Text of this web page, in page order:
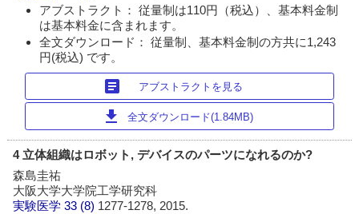
アブストラクト： 従量制は110円（税込）、基本料金制
は基本料金に含まれます。
全文ダウンロード： 従量制、基本料金制の方共に1,243
円(税込) です。
article アブストラクトを見る
download 全文ダウンロード(1.84MB)
4 立体組織はロボット, デバイスのパーツになれるのか?
森島圭祐
大阪大学大学院工学研究科
実験医学 33 (8) 1277-1278, 2015.